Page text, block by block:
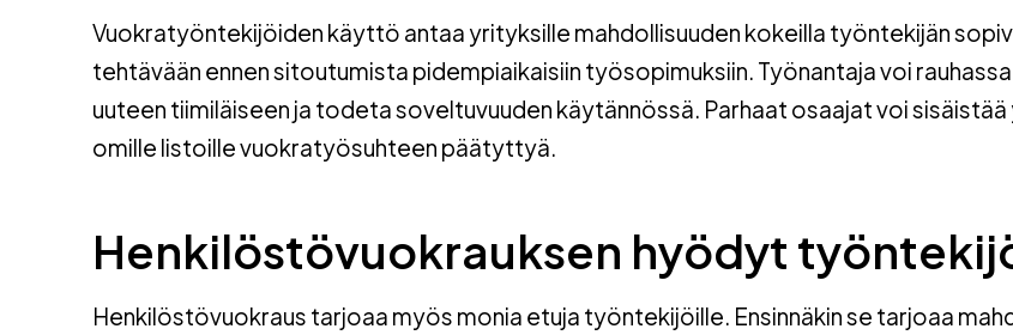
Vuokratyöntekijöiden käyttö antaa yrityksille mahdollisuuden kokeilla työntekijän
tehtävään ennen sitoutumista pidempiaikaisiin työsopimuksiin. Työnantaja voi
uuteen tiimiläiseen ja todeta soveltuvuuden käytännössä. Parhaat osaajat voi
omille listoille vuokratyösuhteen päätyttyä.
Henkilöstövuokrauksen hyödyt
Henkilöstövuokraus tarjoaa myös monia etuja työntekijöille. Ensinnäkin se tarjoaa